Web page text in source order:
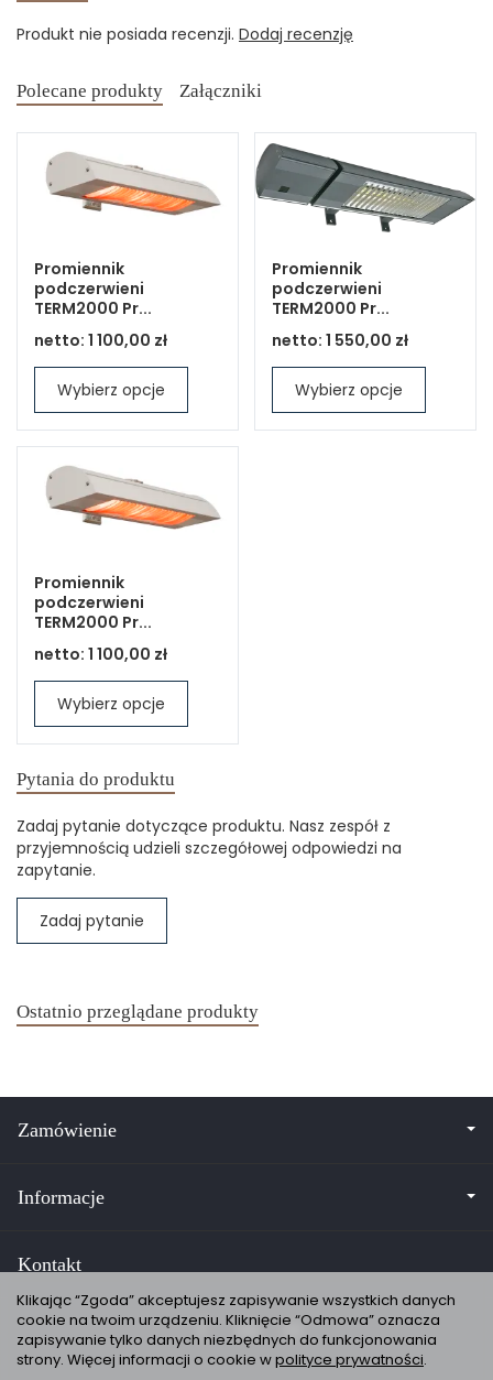
Produkt nie posiada recenzji. Dodaj recenzję
Polecane produkty Załączniki
Promiennik
podczerwieni
TERM2000 Pr...
netto: 1 100,00 zł
Wybierz opcje
Promiennik
podczerwieni
TERM2000 Pr...
netto: 1 550,00 zł
Wybierz opcje
Promiennik
podczerwieni
TERM2000 Pr...
netto: 1 100,00 zł
Wybierz opcje
Pytania do produktu
Zadaj pytanie dotyczące produktu. Nasz zespół z
przyjemnością udzieli szczegółowej odpowiedzi na
zapytanie.
Zadaj pytanie
Ostatnio przeglądane produkty
Zamówienie
Informacje
Kontakt
Klikając “Zgoda” akceptujesz zapisywanie wszystkich danych
cookie na twoim urządzeniu. Kliknięcie “Odmowa” oznacza
zapisywanie tylko danych niezbędnych do funkcjonowania
strony. Więcej informacji o cookie wpolityce prywatności.